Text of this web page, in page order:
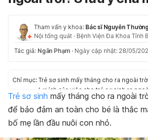
Tham vấn y khoa: Bác sĩ Nguyễn
Nội tổng quát · Bệnh Viện Đa Khoa Tỉnh
Tác giả: Ngân Phạm · Ngày cập nhật: 28/05/
Chỉ mục: Trẻ sơ sinh mấy tháng cho ra ngoài
Lợi ích của việc cho trẻ sơ sinh ra
8 lưu ý khi cho trẻ sơ sinh ra ngoài trời
Bạn cần lưu ý gì khi đưa em bé ra
dịch COVID-19?
Trẻ sơ sinh mấy tháng cho ra ngoài
để bảo đảm an toàn cho bé là thắc
bố mẹ lần đầu nuôi con nhỏ.